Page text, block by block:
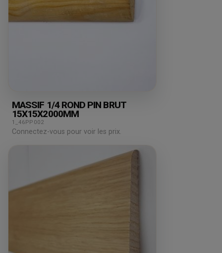
MASSIF 1/4 ROND PIN BRUT
15X15X2000MM
1_46PP002
Connectez-vous pour voir les prix.